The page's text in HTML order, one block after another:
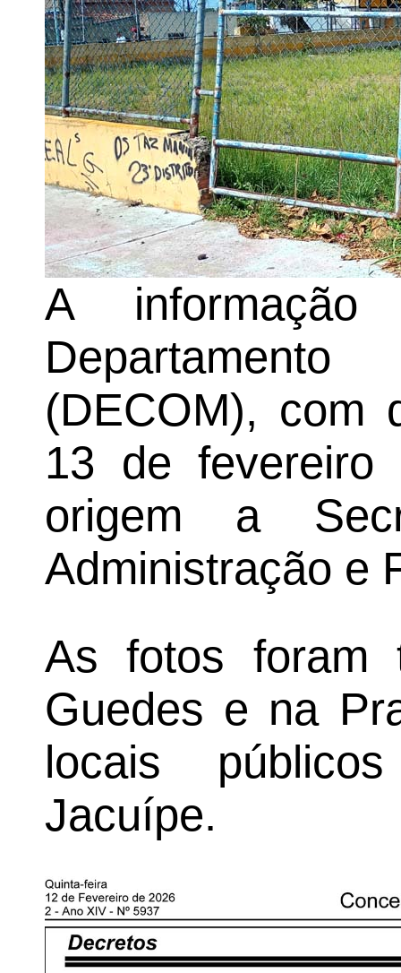
A
(DECOM), com
13 de fevereiro
origem a
Administração e
As fotos
Guedes e na
locais
Jacuípe.